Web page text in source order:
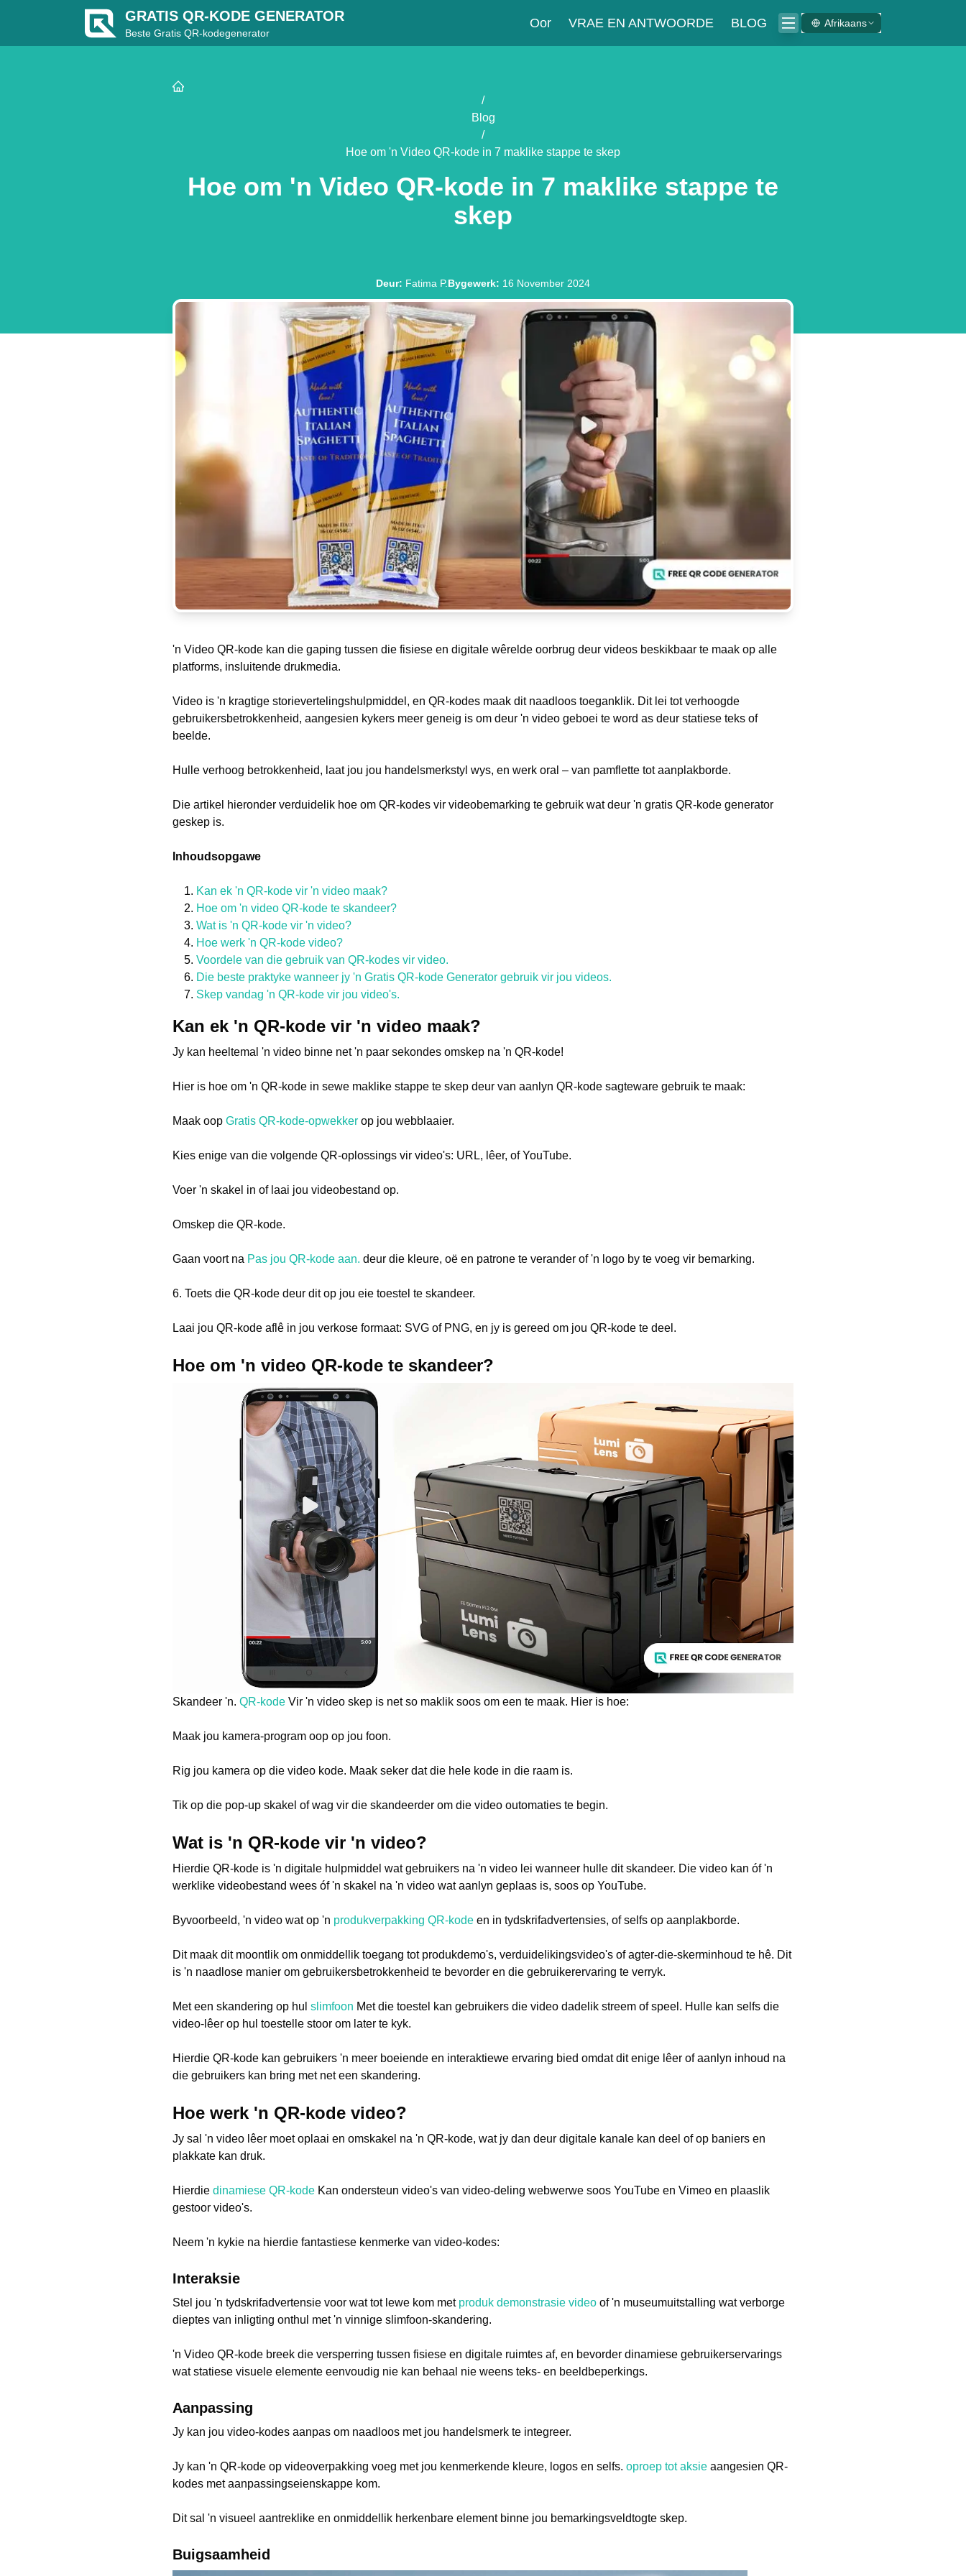
GRATIS QR-KODE GENERATOR
Beste Gratis QR-kodegenerator
Oor VRAE EN ANTWOORDE BLOG Afrikaans
/
Blog
/
Hoe om 'n Video QR-kode in 7 maklike stappe te skep
Hoe om 'n Video QR-kode in 7 maklike stappe te
skep
Deur: Fatima P.Bygewerk: 16 November 2024
'n Video QR-kode kan die gaping tussen die fisiese en digitale wêrelde oorbrug deur videos beskikbaar te maak op alle
platforms, insluitende drukmedia.
Video is 'n kragtige storievertelingshulpmiddel, en QR-kodes maak dit naadloos toeganklik. Dit lei tot verhoogde
gebruikersbetrokkenheid, aangesien kykers meer geneig is om deur 'n video geboei te word as deur statiese teks of
beelde.
Hulle verhoog betrokkenheid, laat jou jou handelsmerkstyl wys, en werk oral – van pamflette tot aanplakborde.
Die artikel hieronder verduidelik hoe om QR-kodes vir videobemarking te gebruik wat deur 'n gratis QR-kode generator
geskep is.
Inhoudsopgawe
Kan ek 'n QR-kode vir 'n video maak?
Hoe om 'n video QR-kode te skandeer?
Wat is 'n QR-kode vir 'n video?
Hoe werk 'n QR-kode video?
Voordele van die gebruik van QR-kodes vir video.
Die beste praktyke wanneer jy 'n Gratis QR-kode Generator gebruik vir jou videos.
Skep vandag 'n QR-kode vir jou video's.
Kan ek 'n QR-kode vir 'n video maak?
Jy kan heeltemal 'n video binne net 'n paar sekondes omskep na 'n QR-kode!
Hier is hoe om 'n QR-kode in sewe maklike stappe te skep deur van aanlyn QR-kode sagteware gebruik te maak:
Maak oop Gratis QR-kode-opwekker op jou webblaaier.
Kies enige van die volgende QR-oplossings vir video's: URL, lêer, of YouTube.
Voer 'n skakel in of laai jou videobestand op.
Omskep die QR-kode.
Gaan voort na Pas jou QR-kode aan. deur die kleure, oë en patrone te verander of 'n logo by te voeg vir bemarking.
6. Toets die QR-kode deur dit op jou eie toestel te skandeer.
Laai jou QR-kode aflê in jou verkose formaat: SVG of PNG, en jy is gereed om jou QR-kode te deel.
Hoe om 'n video QR-kode te skandeer?
Skandeer 'n. QR-kode Vir 'n video skep is net so maklik soos om een te maak. Hier is hoe:
Maak jou kamera-program oop op jou foon.
Rig jou kamera op die video kode. Maak seker dat die hele kode in die raam is.
Tik op die pop-up skakel of wag vir die skandeerder om die video outomaties te begin.
Wat is 'n QR-kode vir 'n video?
Hierdie QR-kode is 'n digitale hulpmiddel wat gebruikers na 'n video lei wanneer hulle dit skandeer. Die video kan óf 'n
werklike videobestand wees óf 'n skakel na 'n video wat aanlyn geplaas is, soos op YouTube.
Byvoorbeeld, 'n video wat op 'n produkverpakking QR-kode en in tydskrifadvertensies, of selfs op aanplakborde.
Dit maak dit moontlik om onmiddellik toegang tot produkdemo's, verduidelikingsvideo's of agter-die-skerminhoud te hê. Dit
is 'n naadlose manier om gebruikersbetrokkenheid te bevorder en die gebruikerervaring te verryk.
Met een skandering op hul slimfoon Met die toestel kan gebruikers die video dadelik streem of speel. Hulle kan selfs die
video-lêer op hul toestelle stoor om later te kyk.
Hierdie QR-kode kan gebruikers 'n meer boeiende en interaktiewe ervaring bied omdat dit enige lêer of aanlyn inhoud na
die gebruikers kan bring met net een skandering.
Hoe werk 'n QR-kode video?
Jy sal 'n video lêer moet oplaai en omskakel na 'n QR-kode, wat jy dan deur digitale kanale kan deel of op baniers en
plakkate kan druk.
Hierdie dinamiese QR-kode Kan ondersteun video's van video-deling webwerwe soos YouTube en Vimeo en plaaslik
gestoor video's.
Neem 'n kykie na hierdie fantastiese kenmerke van video-kodes:
Interaksie
Stel jou 'n tydskrifadvertensie voor wat tot lewe kom met produk demonstrasie video of 'n museumuitstalling wat verborge
dieptes van inligting onthul met 'n vinnige slimfoon-skandering.
'n Video QR-kode breek die versperring tussen fisiese en digitale ruimtes af, en bevorder dinamiese gebruikerservarings
wat statiese visuele elemente eenvoudig nie kan behaal nie weens teks- en beeldbeperkings.
Aanpassing
Jy kan jou video-kodes aanpas om naadloos met jou handelsmerk te integreer.
Jy kan 'n QR-kode op videoverpakking voeg met jou kenmerkende kleure, logos en selfs. oproep tot aksie aangesien QR-
kodes met aanpassingseienskappe kom.
Dit sal 'n visueel aantreklike en onmiddellik herkenbare element binne jou bemarkingsveldtogte skep.
Buigsaamheid